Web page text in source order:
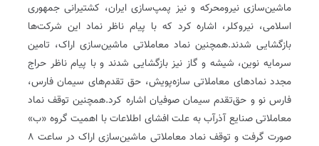
ماشین‌سازی نیرومحرکه و نیز پمپ‌سازی ایران، کشتیرانی جمهوری
اسلامی، نیروکلر، اشاره کرد که با پیام ناظر نماد این شرکت‌ها
بازگشایی شدند.همچنین نماد معاملاتی ماشین‌سازی اراک، تامین
سرمایه نوین، شیشه و گاز نیز بازگشایی شدند و با پیام ناظر حراج
مجدد نمادهای معاملاتی سازه‌پویش، حق تقدم‌های سیمان فارس،
فارس نو و حق‌تقدم سیمان صوفیان اشاره کرد.همچنین توقف نماد
معاملاتی صنایع آذرآب به علت افشای اطلاعات با اهمیت گروه «ب»
صورت گرفت و توقف نماد معاملاتی ماشین‌سازی اراک در ساعت ۸